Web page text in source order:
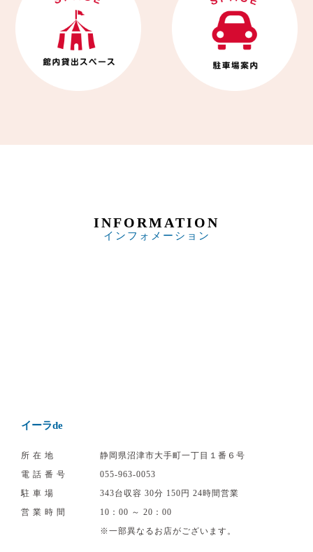
INFORMATION
インフォメーション
イーラde
所在地
静岡県沼津市大手町一丁目１番６号
電話番号
055‐963‐0053
駐車場
343台収容 30分 150円 24時間営業
営業時間
10：00 ～ 20：00
※一部異なるお店がございます。